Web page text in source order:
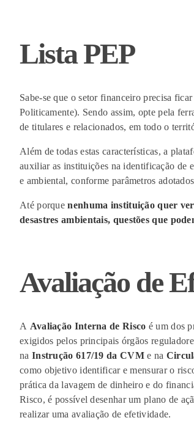
Lista PEP
Sabe-se que osetor financeiro precisa ficar
Politicamente). Sendo assim, opte pela
de titulares e relacionados, em todo o
Além de todas estas características,a
auxiliar as instituições na identificação de
e ambiental, conforme parâmetros
Até porquenenhuma instituição quer
desastres ambientais, questões que
Avaliação de
A Avaliação Interna de Risco é um dos
exigidos pelos principais órgãos
na Instrução 617/19 da CVMe na
como objetivo identificar e mensurar o
prática da lavagem de dinheiro e do
Risco, é possível desenhar um plano de
realizar uma avaliação de efetividade.